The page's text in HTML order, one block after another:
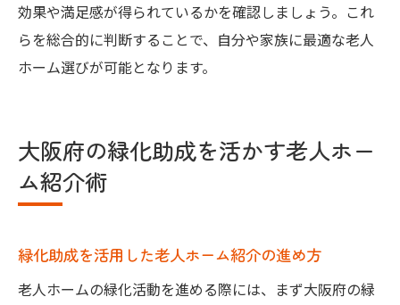
効果や満足感が得られているかを確認しましょう。これ
らを総合的に判断することで、自分や家族に最適な老人
ホーム選びが可能となります。
大阪府の緑化助成を活かす老人ホー
ム紹介術
緑化助成を活用した老人ホーム紹介の進め方
老人ホームの緑化活動を進める際には、まず大阪府の緑